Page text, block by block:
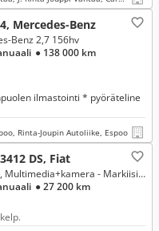
Mercedes-Benz
Benz 2,7 156hv
● 138 000 km
ilmastointi * pyöräteline
Rinta-Joupin Autoliike, Espoo
DS, Fiat
2.2, Puoli-integroitu, Multimedia+kamera - Markiisi - Pyöräteline
● 27 200 km